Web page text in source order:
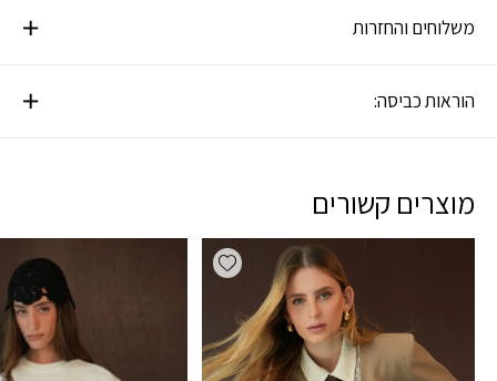
משלוחים והחזרות
הוראות כביסה:
מוצרים קשורים
Add wishlist